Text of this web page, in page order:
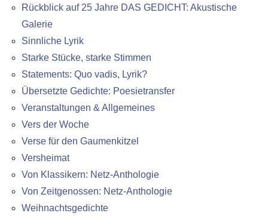
Rückblick auf 25 Jahre DAS GEDICHT: Akustische
Galerie
Sinnliche Lyrik
Starke Stücke, starke Stimmen
Statements: Quo vadis, Lyrik?
Übersetzte Gedichte: Poesietransfer
Veranstaltungen & Allgemeines
Vers der Woche
Verse für den Gaumenkitzel
Versheimat
Von Klassikern: Netz-Anthologie
Von Zeitgenossen: Netz-Anthologie
Weihnachtsgedichte